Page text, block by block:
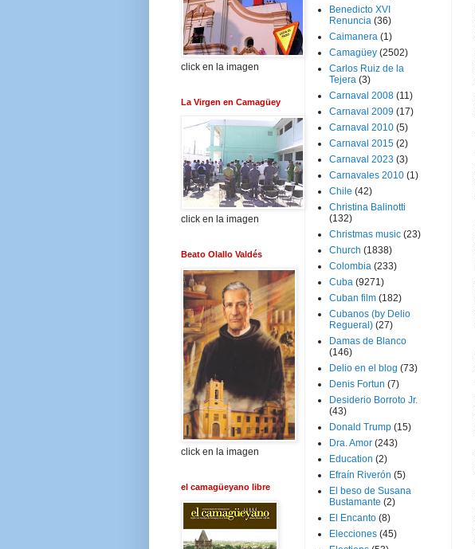
click en la imagen
La Virgen en Camagüey
click en la imagen
Beato Olallo Valdés
click en la imagen
el camagüeyano libre
Benedicto XVI
Renuncia (36)
Caimanera (1)
Camagüey (2502)
Carlos Ruiz de la
Tejera (3)
Carnaval 2008 (11)
Carnaval 2009 (17)
Carnaval 2010 (5)
Carnaval 2015 (2)
Carnaval 2023 (3)
Carnavales 2010 (1)
Chile (42)
Christina Balinotti
(132)
Christmas music (23)
Church (1838)
Colombia (233)
Cuba (9271)
Cuban film (182)
Cubanos (by Delio
Regueral) (27)
Damas de Blanco
(146)
Delio en el blog (73)
Denis Fortun (7)
Desiderio Borroto Jr.
(43)
Donald Trump (15)
Dra. Amor (243)
Education (2)
Efraín Riverón (5)
El beso de Susana
Bustamante (2)
El Encanto (8)
Elecciones (45)